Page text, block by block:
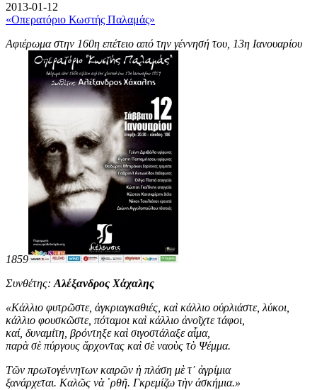
2013-01-12
«Οπερατόριο Κωστής Παλαμάς»
Αφιέρωμα στην 160η επέτειο από την γέννησή του, 13η Ιανουαρίου
1859
Συνθέτης: Αλέξανδρος Χάχαλης
«Κάλλιο φυτρῶστε, ἀγκριαγκαθιές, καὶ κάλλιο οὐρλιάστε, λύκοι,
κάλλιο φουσκῶστε, πόταμοι καὶ κάλλιο ἀνοῖχτε τάφοι,
καί, δυναμίτη, βρόντηξε καὶ σιγοστάλαξε αἷμα,
παρὰ σὲ πύργους ἄρχοντας καὶ σὲ ναοὺς τὸ Ψέμμα.
Τῶν πρωτογέννητων καιρῶν ἡ πλάση μὲ τ᾿ ἀγρίμια
ξανάρχεται. Καλῶς νὰ ῾ρθῆ. Γκρεμίζω τὴν ἀσκήμια.»